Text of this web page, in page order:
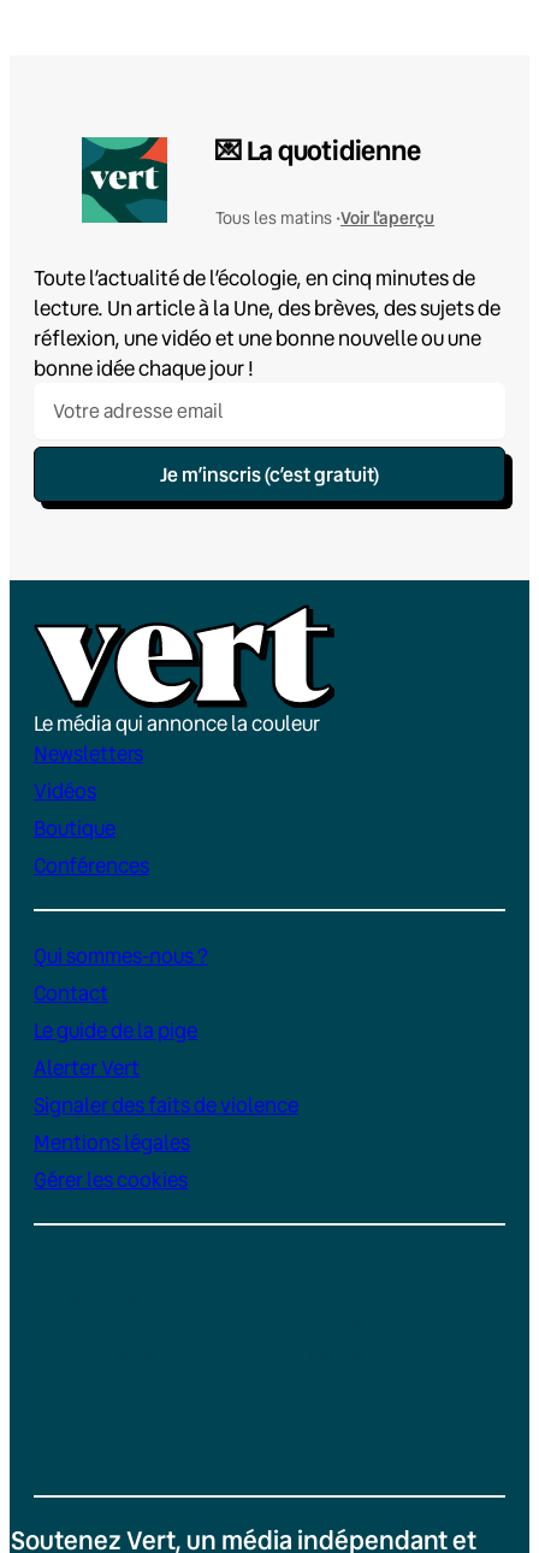
💌 La quotidienne
Tous les matins •Voir l'aperçu
Toute l’actualité de l’écologie, en cinq minutes de
lecture. Un article à la Une, des brèves, des sujets de
réflexion, une vidéo et une bonne nouvelle ou une
bonne idée chaque jour !
Je m’inscris (c’est gratuit)
Le média qui annonce la couleur
Newsletters
Vidéos
Boutique
Conférences
Qui sommes-nous ?
Contact
Le guide de la pige
Alerter Vert
Signaler des faits de violence
Mentions légales
Gérer les cookies
Soutenez Vert, un média indépendant et